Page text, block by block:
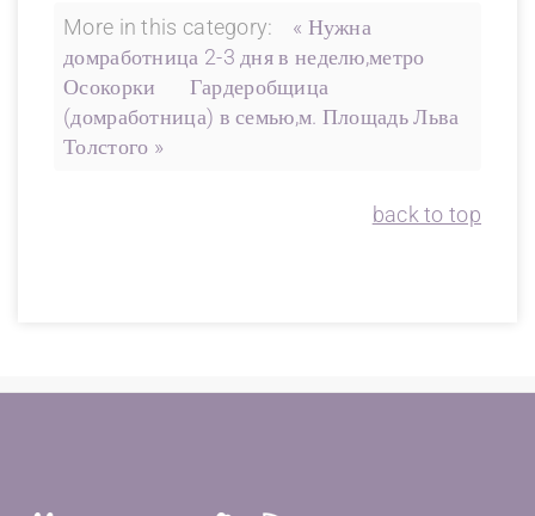
More in this category:
« Нужна
домработница 2-3 дня в неделю,метро
Осокорки
Гардеробщица
(домработница) в семью,м. Площадь Льва
Толстого »
back to top